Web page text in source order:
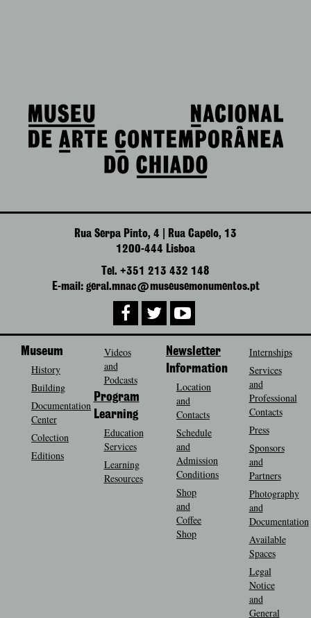
Rua Serpa Pinto, 4 | Rua Capelo, 13
1200-444 Lisboa
Tel. +351 213 432 148
E-mail: geral.mnac@museusemonumentos.pt
Museum
History
Building
Documentation
Center
Colection
Editions
Videos
and
Podcasts
Program
Learning
Education
Services
Learning
Resources
Newsletter
Information
Location
and
Contacts
Schedule
and
Admission
Conditions
Shop
and
Coffee
Shop
Internships
Services
and
Professional
Contacts
Press
Sponsors
and
Partners
Photography
and
Documentation
Available
Spaces
Legal
Notice
and
General